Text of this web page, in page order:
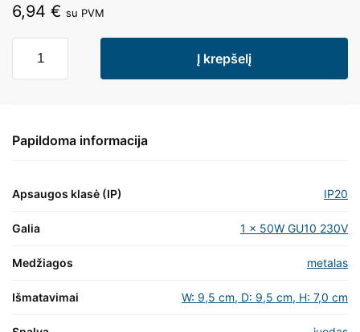
6,94 € su PVM
Į krepšelį
Papildoma informacija
Apsaugos klasė (IP) IP20
Galia 1 x 50W GU10 230V
Medžiagos metalas
Išmatavimai W: 9,5 cm, D: 9,5 cm, H: 7,0 cm